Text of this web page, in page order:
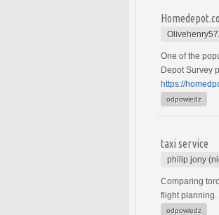
One of the
Depot Survey
https://
odpowiedz
taxi service
philip jony
Comparing
flight planning.
odpowiedz